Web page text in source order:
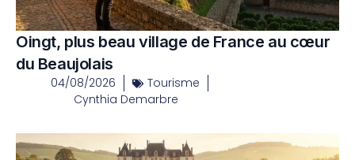
Oingt, plus beau village de France au cœur
du Beaujolais
04/08/2026
Tourisme
Cynthia Demarbre